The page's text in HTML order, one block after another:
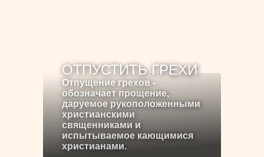
ОТПУСТИТЬ ГРЕХИ
Отпущение грехов -
обозначает прощение,
даруемое рукоположенными
христианскими
священниками и
испытываемое кающимися
христианами.